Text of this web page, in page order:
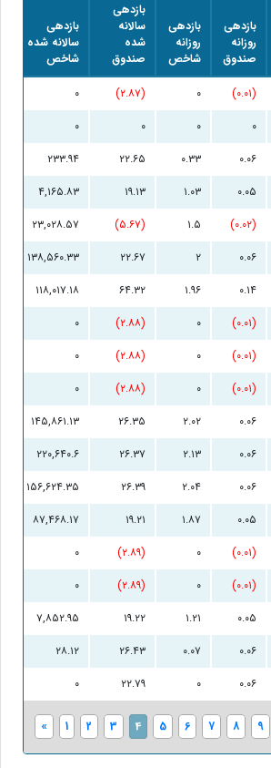
بازدهی
روزانه
صندوق
بازدهی
روزانه
شاخص
بازدهی
سالانه
شده
صندوق
بازدهی
سالانه شده
شاخص
(۰.۰۱) ۰ (۲.۸۷)
۰
۰ ۰ ۰
۰
۰.۰۶ ۰.۳۳ ۲۲.۶۵
۲۳۳.۹۴
۰.۰۵ ۱.۰۳ ۱۹.۱۳
۴,۱۶۵.۸۳
(۰.۰۲) ۱.۵ (۵.۶۷)
۲۳,۰۲۸.۵۷
۰.۰۶ ۲ ۲۲.۶۷
۱۳۸,۵۶۰.۳۳
۰.۱۴ ۱.۹۶ ۶۴.۳۲
۱۱۸,۰۱۷.۱۸
(۰.۰۱) ۰ (۲.۸۸)
۰
(۰.۰۱) ۰ (۲.۸۸)
۰
(۰.۰۱) ۰ (۲.۸۸)
۰
۰.۰۶ ۲.۰۲ ۲۶.۳۵
۱۴۵,۸۶۱.۱۳
۰.۰۶ ۲.۱۳ ۲۶.۳۷
۲۲۰,۶۴۰.۶
۰.۰۶ ۲.۰۴ ۲۶.۳۹
۱۵۶,۶۲۴.۳۵
۰.۰۵ ۱.۸۷ ۱۹.۲۱
۸۷,۴۶۸.۱۷
(۰.۰۱) ۰ (۲.۸۹)
۰
(۰.۰۱) ۰ (۲.۸۹)
۰
۰.۰۵ ۱.۲۱ ۱۹.۲۲
۷,۸۵۲.۹۵
۰.۰۶ ۰.۰۷ ۲۶.۴۳
۲۸.۱۲
۰.۰۶ ۰ ۲۲.۷۹ ۰
« 1 2 3 4 5 6 7 8 9